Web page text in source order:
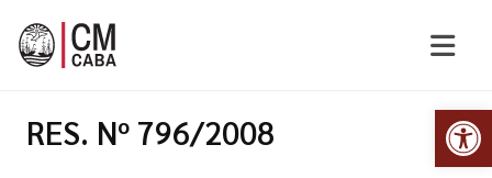
RES. Nº 796/2008